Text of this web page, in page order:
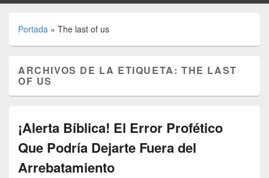
Portada » The last of us
ARCHIVOS DE LA ETIQUETA:THE LAST
OF US
¡Alerta Bíblica! El Error Profético
Que Podría Dejarte Fuera del
Arrebatamiento